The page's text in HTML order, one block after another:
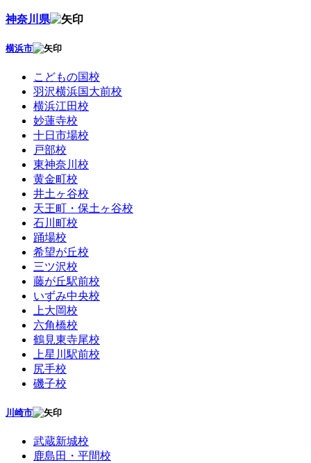
神奈川県
横浜市
こどもの国校
羽沢横浜国大前校
横浜江田校
妙蓮寺校
十日市場校
戸部校
東神奈川校
黄金町校
井土ヶ谷校
天王町・保土ヶ谷校
石川町校
踊場校
希望が丘校
三ツ沢校
藤が丘駅前校
いずみ中央校
上大岡校
六角橋校
鶴見東寺尾校
上星川駅前校
尻手校
磯子校
川崎市
武蔵新城校
鹿島田・平間校